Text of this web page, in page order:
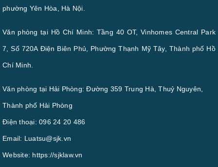
phường Yên Hòa, Hà Nội.
Văn phòng tại Hồ Chí Minh: Tầng 40 OT, Vinhomes Central Park
7, Số 720A Điện Biên Phủ, Phường Thạnh Mỹ Tây, Thành phố Hồ
Chí Minh.
Văn phòng tại Hải Phòng: Đường 359 Trung Hà, Thuỷ Nguyên,
Thành phố Hải Phòng
Điện thoại: 096 24 20 486
Email: Luatsu@sjk.vn
Website: https://sjklaw.vn